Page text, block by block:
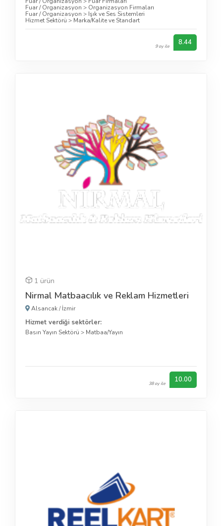
Fuar / Organizasyon > Organizasyon Firmaları
Fuar / Organizasyon > Işık ve Ses Sistemleri
Hizmet Sektörü > Marka/Kalite ve Standart
9 oy ile 8.44
1 ürün
Nirmal Matbaacılık ve Reklam Hizmetleri
Alsancak/İzmir
Hizmet verdiği sektörler:
Basın Yayın Sektörü > Matbaa/Yayın
38 oy ile 10.00